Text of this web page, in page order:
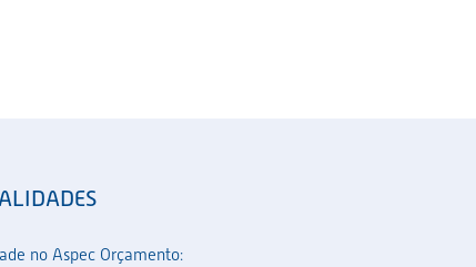
no Aspec Orçamento: